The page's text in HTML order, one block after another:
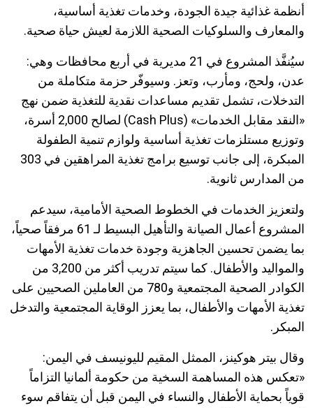
أنظمة غذائية جيدة الجودة، وخدمات تغذية أساسية،
والمعارف والسلوكيات الصحية اللازمة لعيش حياة صحية.
سيُنفَّذ المشروع في 21 مديرية في أربع محافظات وهي:
عدن، ولحج، ومأرب، وتعز. وسيوفّر حزمة متكاملة من
التدخلات، تشمل تقديم مساعدات نقدية للتغذية ضمن نهج
«النقد مقابل الخدمات» (Cash Plus)
لصالح 2,000 أسرة،
وتوزيع مستلزمات تغذية أساسية ولوازم تنمية الطفولة
المبكرة، إلى جانب توسيع برامج تغذية المراهقين في 303
من المدارس ثانوية.
ولتعزيز الخدمات في الخطوط الصحية الأمامية، سيدعم
المشروع أعمال الصيانة والتأهيل البسيط لـ 61 مرفقاً صحياً،
بما يضمن تحسين الجاهزية وجودة خدمات تغذية الأمهات
والمواليد والأطفال. كما سيتم تدريب أكثر من 3,200 من
الكوادر الصحية المجتمعية و780 من العاملين الصحيين على
تغذية الأمهات والأطفال، بما يعزز الوقاية المجتمعية والتدخل
المبكر .
وقال بيتر هوكينز، الممثل المقيم لليونيسف في اليمن:
«تعكس هذه المساهمة السخية من حكومة ألمانيا التزاماً
قوياً بحماية الأطفال والنساء في اليمن قبل أن يتفاقم سوء